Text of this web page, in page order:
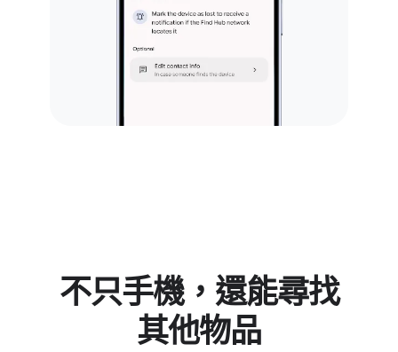
不​只​手機，​還​能​尋找​
其他​物品